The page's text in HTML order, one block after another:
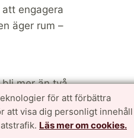
för att förbättra
att visa dig personligt
Läs mer om cookies.
engagera
äger rum –
mer än två.
inte bara är
Som jag skrivit
inte få oss att